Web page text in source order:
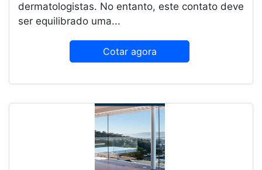
dermatologistas. No entanto, este contato deve
ser equilibrado uma...
Cotar agora